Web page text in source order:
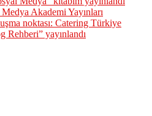
Akademi Yayınları
noktası: Catering Türkiye
Rehberi” yayınlandı